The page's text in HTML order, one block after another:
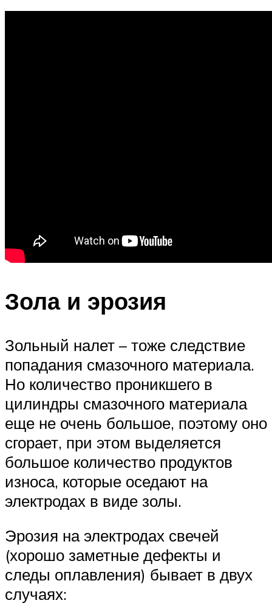
Зола и эрозия
Зольный налет – тоже следствие
попадания смазочного материала.
Но количество проникшего в
цилиндры смазочного материала
еще не очень большое, поэтому оно
сгорает, при этом выделяется
большое количество продуктов
износа, которые оседают на
электродах в виде золы.
Эрозия на электродах свечей
(хорошо заметные дефекты и
следы оплавления) бывает в двух
случаях: